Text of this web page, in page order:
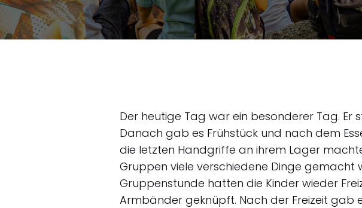
Der heutige Tag war ein besonderer Tag. Er
Danach gab es Frühstück und nach dem
die letzten Handgriffe an ihrem Lager
Gruppen viele verschiedene Dinge
Gruppenstunde hatten die Kinder wieder
Armbänder geknüpft. Nach der Freizeit gab